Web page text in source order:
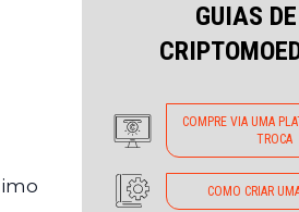
GUIAS DE
COMPRE VIA UMA
TROCA
COMO CRIAR